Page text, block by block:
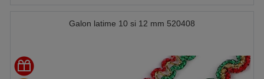
Galon latime 10 si 12 mm 520408